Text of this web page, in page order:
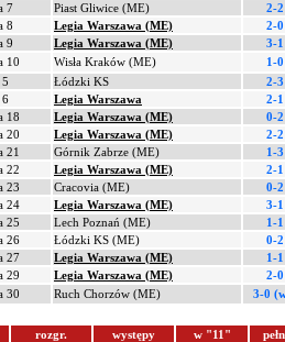
7 Piast Gliwice (ME)
2-2
8 Legia Warszawa (ME)
2-0
9 Legia Warszawa (ME)
3-1
10 Wisła Kraków (ME)
1-0
Łódzki KS
2-3
6 Legia Warszawa
2-1
18 Legia Warszawa (ME)
0-2
20 Legia Warszawa (ME)
2-2
21 Górnik Zabrze (ME)
1-3
22 Legia Warszawa (ME)
2-1
23 Cracovia (ME)
0-2
24 Legia Warszawa (ME)
3-1
25 Lech Poznań (ME)
1-1
26 Łódzki KS (ME)
0-2
27 Legia Warszawa (ME)
1-1
29 Legia Warszawa (ME)
2-0
30 Ruch Chorzów (ME) 3-0
rozgr. występy w "11"